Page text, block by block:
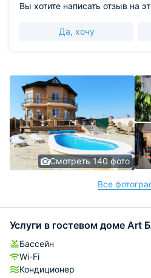
Вы хотите написать отзыв на
Да, хочу
Смотреть 140 фото
Все
Услуги в гостевом доме Art
Бассейн
Wi-Fi
Кондиционер